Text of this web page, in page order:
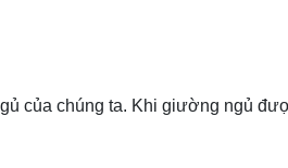
của chúng ta. Khi giường ngủ